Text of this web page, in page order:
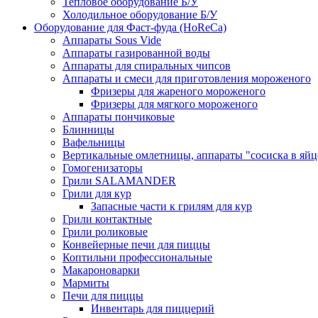
Холодильное оборудование Б/У
Оборудование для Фаст-фуда (HoReCa)
Аппараты Sous Vide
Аппараты газированной воды
Аппараты для спиральных чипсов
Аппараты и смеси для приготовления мороженого
Фризеры для жареного мороженого
Фризеры для мягкого мороженого
Аппараты пончиковые
Блинницы
Вафельницы
Вертикальные омлетницы, аппараты "сосиска в
Гомогенизаторы
Грили SALAMANDER
Грили для кур
Запасные части к грилям для кур
Грили контактные
Грили роликовые
Конвейерные печи для пиццы
Коптильни профессиональные
Макароноварки
Мармиты
Печи для пиццы
Инвентарь для пиццерий